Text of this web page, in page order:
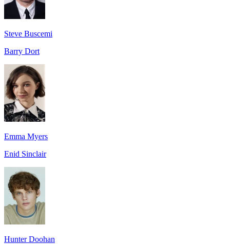
Steve Buscemi
Barry Dort
Emma Myers
Enid Sinclair
Hunter Doohan